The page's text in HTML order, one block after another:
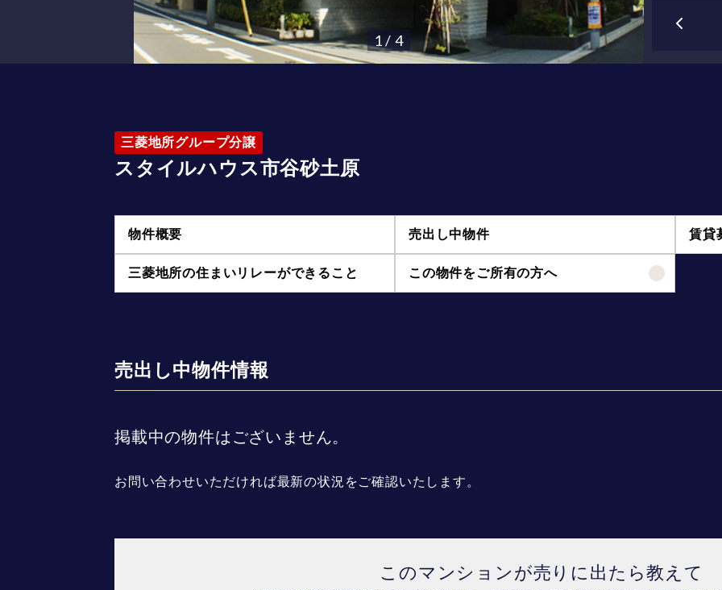
1 / 4
三菱地所グループ分譲
スタイルハウス市谷砂土原
物件概要 売出し中物件 賃貸
三菱地所の住まいリレーができること この物件をご所有の方へ
売出し中物件情報
掲載中の物件はございません。
お問い合わせいただければ最新の状況をご確認いたします。
このマンションが売りに出たら教えて